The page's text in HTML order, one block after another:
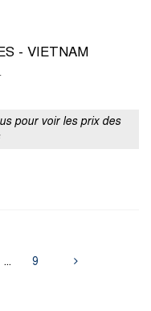
- VIETNAM
pour voir les prix des
... 9